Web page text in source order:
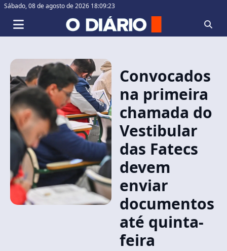
Sábado,08 de agosto de 2026 18:09:23
Convocados
na primeira
chamada do
Vestibular
das Fatecs
devem
enviar
documentos
até quinta-
feira